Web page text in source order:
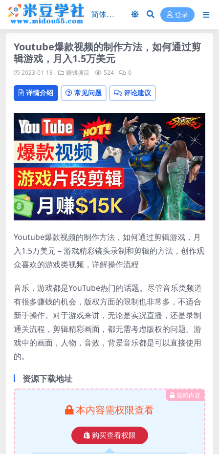
登录
Youtube爆款视频的制作方法，如何通过剪
辑游戏，月入1.5万美元
2023-01-18 赚钱项目 524 0
详情介绍 常见问题 评论建议
Youtube爆款视频的制作方法，如何通过剪辑游戏，月
入1.5万美元 – 游戏精彩镜头录制和剪辑的方法，创作观
众喜欢的游戏类视频，详解操作流程
音乐，游戏都是YouTube热门的话题。尽管音乐类频道
有很多赚钱的机会，版权方面的限制也非常多，不适合
新手操作。对于游戏来讲，无论是实况直播，还是录制
通关流程，剪辑精彩画面，都无需考虑版权的问题。游
戏中的画面，人物，音效，背景音乐都是可以直接使用
的。
资源下载地址
隐藏内容
本内容需权限查看
购买查看权限